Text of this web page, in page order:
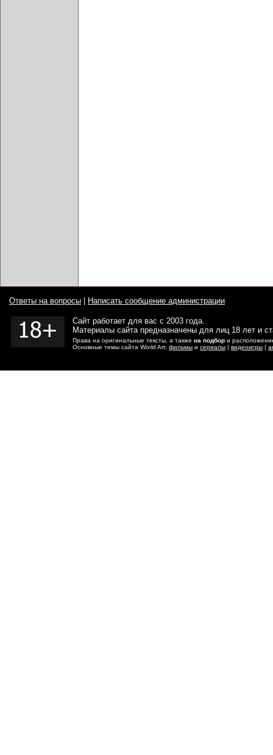
Ответы на вопросы Написать сообщение администрации
Сайт работает для вас с 2003 года.
Материалы сайта предназначены для лиц 18 лет и
Права на оригинальные тексты, а также на подбор и
Основные темы сайта World Art: фильмы и сериалы | видеоигры |